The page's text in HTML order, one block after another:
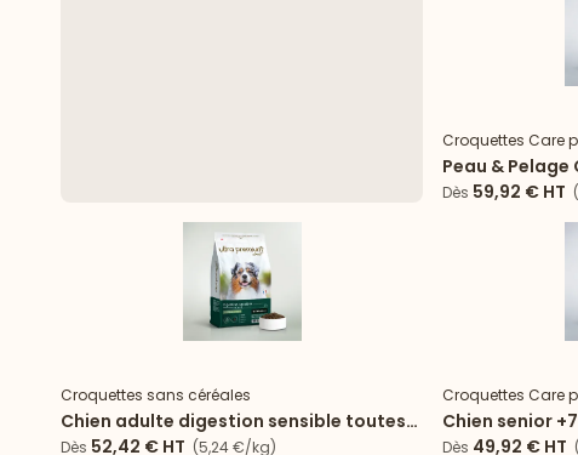
Croquettes Care
Peau &
saumon
Dès 59,92 € HT
Croquettes sans céréales
Chien adulte digestion sensible toutes
tailles
Dès 52,42 € HT (5,24 €/kg)
Croquettes Care
Chien senior
Dès 49,92 € HT